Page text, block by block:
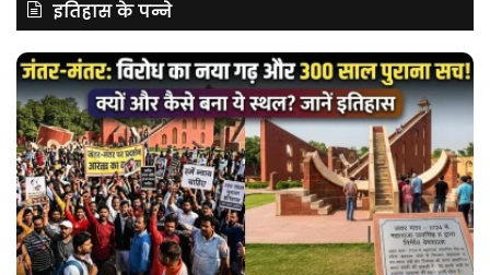
इतिहास के पन्ने